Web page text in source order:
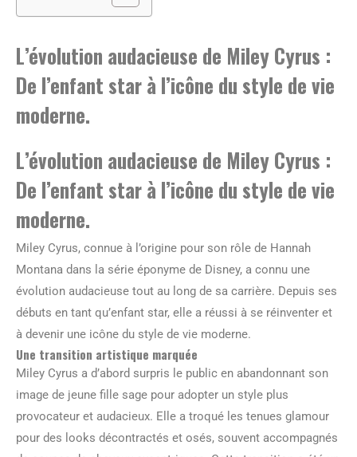
L’évolution audacieuse de Miley Cyrus :
De l’enfant star à l’icône du style de vie
moderne.
L’évolution audacieuse de Miley Cyrus :
De l’enfant star à l’icône du style de vie
moderne.
Miley Cyrus, connue à l’origine pour son rôle de Hannah
Montana dans la série éponyme de Disney, a connu une
évolution audacieuse tout au long de sa carrière. Depuis ses
débuts en tant qu’enfant star, elle a réussi à se réinventer et
à devenir une icône du style de vie moderne.
Une transition artistique marquée
Miley Cyrus a d’abord surpris le public en abandonnant son
image de jeune fille sage pour adopter un style plus
provocateur et audacieux. Elle a troqué les tenues glamour
pour des looks décontractés et osés, souvent accompagnés